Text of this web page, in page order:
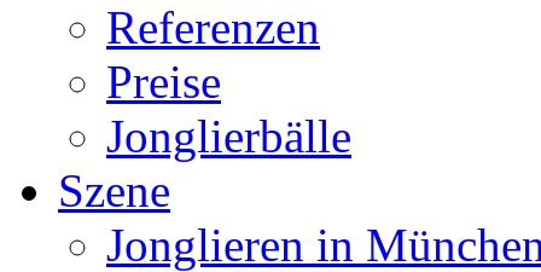
Referenzen
Preise
Jonglierbälle
Szene
Jonglieren in